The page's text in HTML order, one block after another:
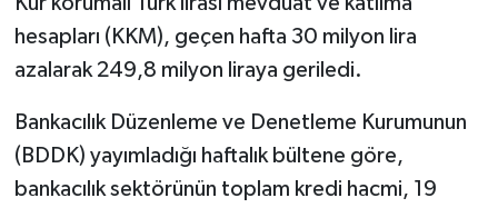
hesapları (KKM), geçen hafta 30 milyon lira
azalarak 249,8 milyon liraya geriledi.
Bankacılık Düzenleme ve Denetleme Kurumunun
(BDDK) yayımladığı haftalık bültene göre,
bankacılık sektörünün toplam kredi hacmi, 19